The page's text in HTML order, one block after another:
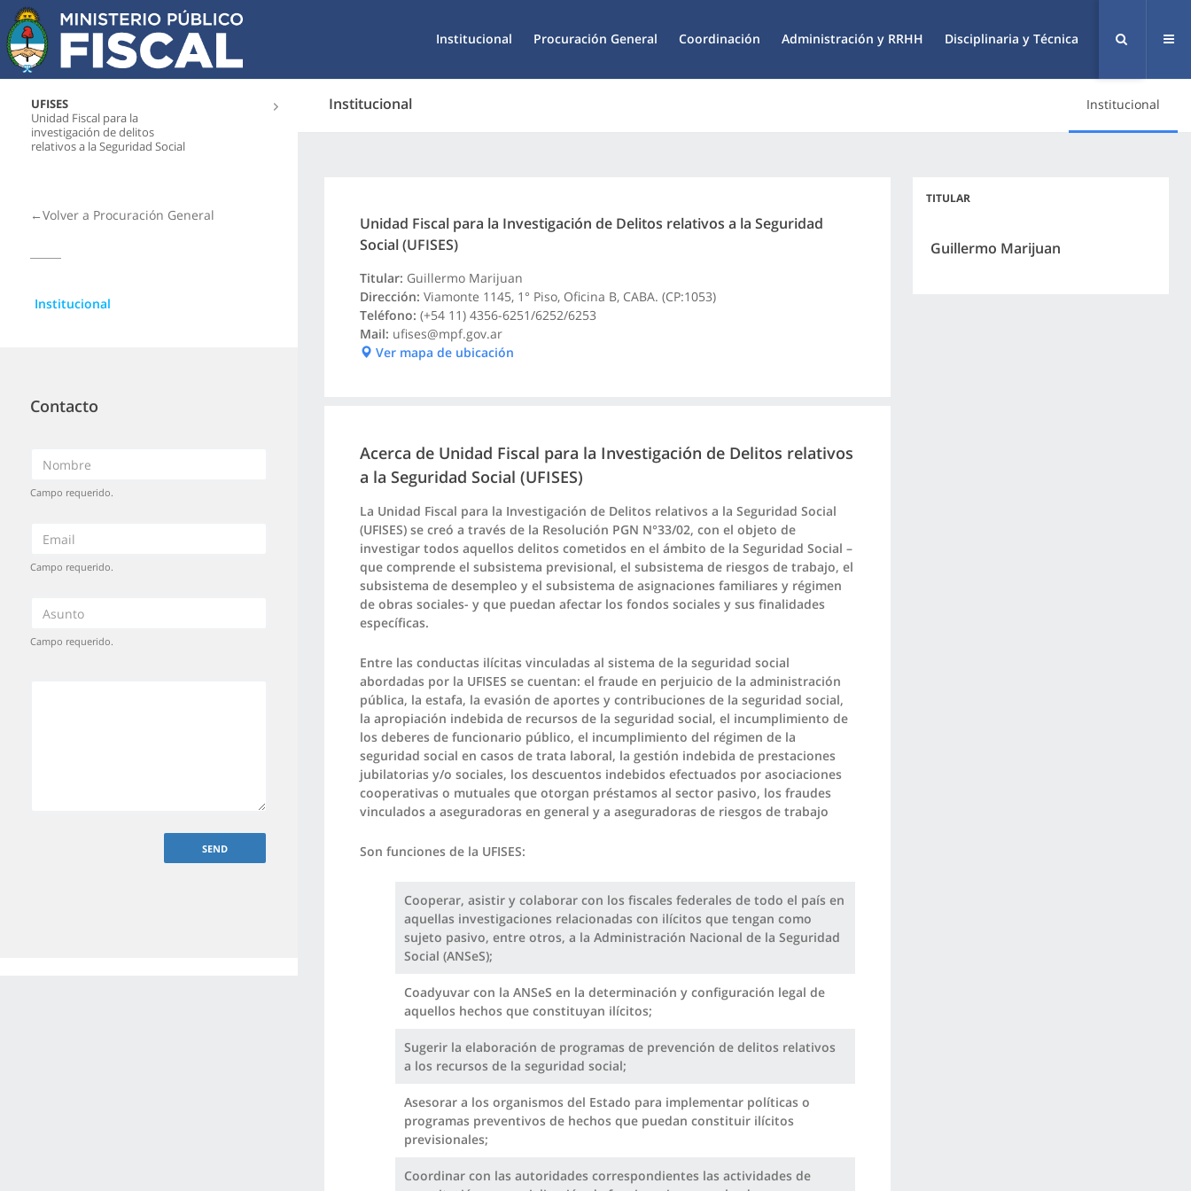
Institucional Procuración General Coordinación Administración y RRHH Disciplinaria y Técnica
UFISES
Unidad Fiscal para la
investigación de delitos
relativos a la Seguridad Social
Institucional Institucional
←Volver a Procuración General
Institucional
Contacto
Campo requerido.
Campo requerido.
Campo requerido.
Unidad Fiscal para la Investigación de Delitos relativos a la Seguridad
Social (UFISES)
Titular: Guillermo Marijuan
Dirección: Viamonte 1145, 1° Piso, Oficina B, CABA. (CP:1053)
Teléfono: (+54 11) 4356-6251/6252/6253
Mail: ufises@mpf.gov.ar
Ver mapa de ubicación
Acerca de Unidad Fiscal para la Investigación de Delitos relativos
a la Seguridad Social (UFISES)
La Unidad Fiscal para la Investigación de Delitos relativos a la Seguridad Social
(UFISES) se creó a través de la Resolución PGN N°33/02, con el objeto de
investigar todos aquellos delitos cometidos en el ámbito de la Seguridad Social –
que comprende el subsistema previsional, el subsistema de riesgos de trabajo, el
subsistema de desempleo y el subsistema de asignaciones familiares y régimen
de obras sociales- y que puedan afectar los fondos sociales y sus finalidades
específicas.
Entre las conductas ilícitas vinculadas al sistema de la seguridad social
abordadas por la UFISES se cuentan: el fraude en perjuicio de la administración
pública, la estafa, la evasión de aportes y contribuciones de la seguridad social,
la apropiación indebida de recursos de la seguridad social, el incumplimiento de
los deberes de funcionario público, el incumplimiento del régimen de la
seguridad social en casos de trata laboral, la gestión indebida de prestaciones
jubilatorias y/o sociales, los descuentos indebidos efectuados por asociaciones
cooperativas o mutuales que otorgan préstamos al sector pasivo, los fraudes
vinculados a aseguradoras en general y a aseguradoras de riesgos de trabajo
Son funciones de la UFISES:
Cooperar, asistir y colaborar con los fiscales federales de todo el país en
aquellas investigaciones relacionadas con ilícitos que tengan como
sujeto pasivo, entre otros, a la Administración Nacional de la Seguridad
Social (ANSeS);
Coadyuvar con la ANSeS en la determinación y configuración legal de
aquellos hechos que constituyan ilícitos;
Sugerir la elaboración de programas de prevención de delitos relativos
a los recursos de la seguridad social;
Asesorar a los organismos del Estado para implementar políticas o
programas preventivos de hechos que puedan constituir ilícitos
previsionales;
Coordinar con las autoridades correspondientes las actividades de
TITULAR
Guillermo Marijuan